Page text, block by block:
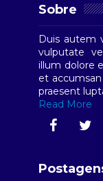
Sobre
Duis autem
vulputate
illum dolore
et
praesent
Read More